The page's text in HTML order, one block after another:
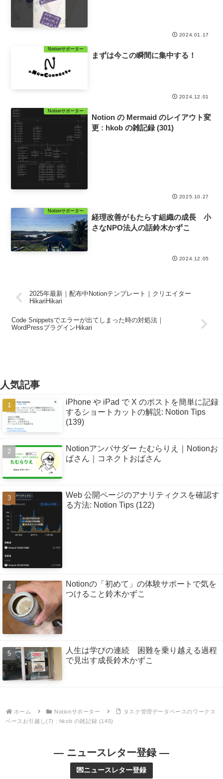
2024.01.17
Notionサポーター
まずは今この瞬間に集中する！
2024.12.01
Notionサポーター
Notion の Mermaid のレイアウト変
更 : hkob の雑記録 (301)
2025.10.27
Notionサポーター
経理改善がもたらす組織の成長 小
さなNPO法人の話鈴木かずこ
2024.12.05
2025年最新｜配布中Notionテンプレート｜クリエイター
HikariHikari
Code Snippetsでエラーが出てしまった時の対処法｜
WordPressプラグインHikari
人気記事
iPhone や iPad で X のポストを簡単に記録
するショートカットの解説: Notion Tips
(139)
Notionアンバサダー たむらりえ｜Notionお
ばさん｜コネクトおばさん
Web 公開ページのアナリティクスを確認す
る方法: Notion Tips (122)
Notionの「初めて」の体験サポートで気を
つけること鈴木かずこ
人生は学びの連続 困難を乗り越える過程
で見出す成長鈴木かずこ
ホーム Notionサポーター
タスク管理データベースのワークス
ペースお引越し(7) : hkob の雑記録 (145)
— ニュースレター登録 —
💌ニュースレター登録